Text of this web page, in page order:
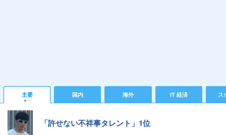
主要 国内 海外 IT 経済 ス
「許せない不祥事タレント」1位